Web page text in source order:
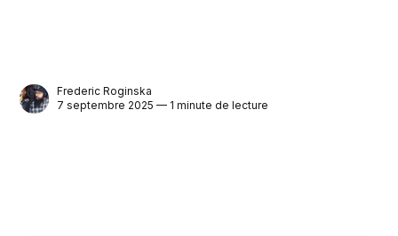
Frederic Roginska
7 septembre 2025 — 1 minute de lecture